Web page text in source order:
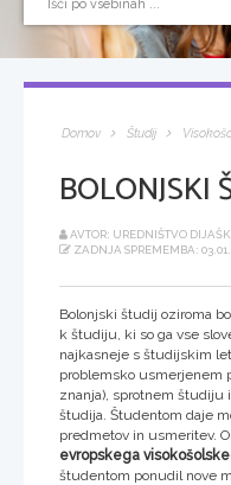
Domov Študij
BOLONJSKI
AVTOR: UREDNIŠTVO
ZADNJA SPREMEMBA:
Bolonjski študij oziroma
k študiju, ki so ga vse
najkasneje s študijskim
problemsko usmerjenem
znanja), sprotnem študiju
študija. Študentom daje
predmetov in usmeritev.
evropskega
študentom ponudil nove